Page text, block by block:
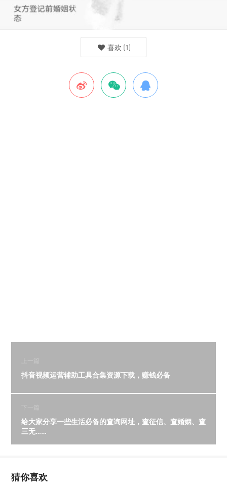
喜欢 (1)
上一篇
抖音视频运营辅助工具合集资源下载，赚钱必备
下一篇
给大家分享一些生活必备的查询网址，查征信、查婚姻、查
三无……
猜你喜欢